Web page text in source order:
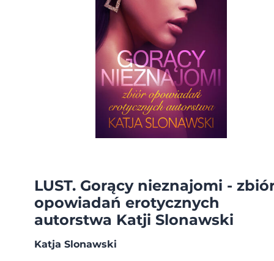
LUST. Gorący nieznajomi -
opowiadań erotycznych
autorstwa Katji Slonawski
Katja Slonawski